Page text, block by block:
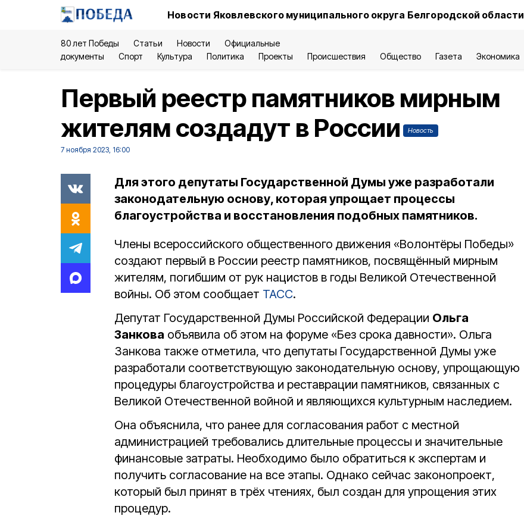
Новости Яковлевского муниципального округа Белгородской области
80 лет Победы Статьи Новости
Официальные
документы
Спорт Культура Политика Проекты Происшествия Общество Газета Экономика
Первый реестр памятников мирным
жителям создадут в России
Новость
7 ноября 2023, 16:00
Для этого депутаты Государственной Думы уже разработали
законодательную основу, которая упрощает процессы
благоустройства и восстановления подобных памятников.
Члены всероссийского общественного движения «Волонтёры Победы»
создают первый в России реестр памятников, посвящённый мирным
жителям, погибшим от рук нацистов в годы Великой Отечественной
войны. Об этом сообщает ТАСС.
Депутат Государственной Думы Российской Федерации Ольга
Занкова объявила об этом на форуме «Без срока давности». Ольга
Занкова также отметила, что депутаты Государственной Думы уже
разработали соответствующую законодательную основу, упрощающую
процедуры благоустройства и реставрации памятников, связанных с
Великой Отечественной войной и являющихся культурным наследием.
Она объяснила, что ранее для согласования работ с местной
администрацией требовались длительные процессы и значительные
финансовые затраты. Необходимо было обратиться к экспертам и
получить согласование на все этапы. Однако сейчас законопроект,
который был принят в трёх чтениях, был создан для упрощения этих
процедур.